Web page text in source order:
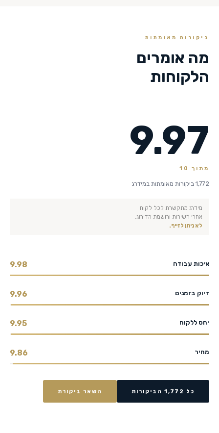
ביקורות מאומתות
מה אומרים
הלקוחות
9.97
מתוך 10
1,772 ביקורות מאומתות במידרג
מידרג מתקשרת לכל לקוח
אחרי השירות ורושמת הדירוג.
לא ניתן לזייף.
איכות עבודה 9.98
דיוק בזמנים 9.96
יחס ללקוח 9.95
מחיר 9.86
כל 1,772 הביקורות השאר ביקורת